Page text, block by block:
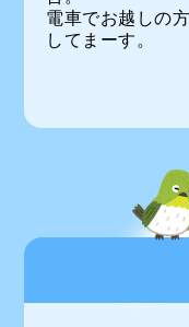
電車でお越しの
してまーす。